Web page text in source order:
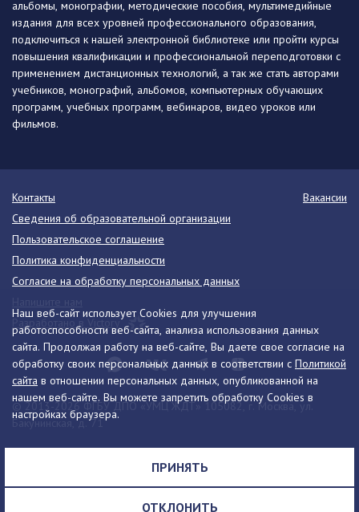
Наш веб-сайт использует Cookies для улучшения
работоспособности веб-сайта, анализа использования данных
сайта. Продолжая работу на веб-сайте, Вы даете свое согласие на
обработку своих персональных данных в соответствии с Политикой
сайта в отношении персональных данных, опубликованной на
нашем веб-сайте. Вы можете запретить обработку Cookies в
настройках браузера.
ПРИНЯТЬ
ОТКЛОНИТЬ
альбомы, монографии, методические пособия, мультимедийные
издания для всех уровней профессионального образования,
подключиться к нашей электронной библиотеке или пройти курсы
повышения квалификации и профессиональной переподготовки с
применением дистанционных технологий, а так же стать авторами
учебников, монографий, альбомов, компьютерных обучающих
программ, учебных программ, вебинаров, видео уроков или
фильмов.
© 2013-2026 ФГБУ ДПО «УМЦ ЖДТ» 105082, г. Москва, ул.
Бакунинская, д. 71
Телефон:8 (495) 739-00-30 info@umczdt.ru
схема проезда
Контакты
Вакансии
Сведения об образовательной организации
Пользовательское соглашение
Политика конфиденциальности
Согласие на обработку персональных данных
Разработано в Victory